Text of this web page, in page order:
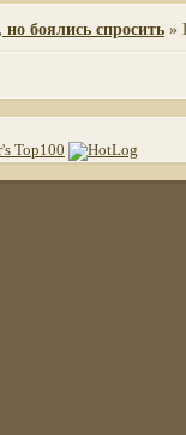
боялись спросить »